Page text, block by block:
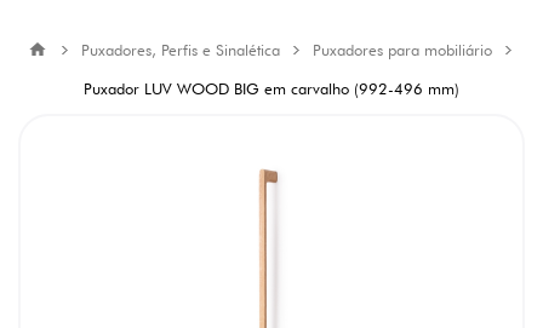
Puxadores, Perfis e Sinalética
Puxadores para mobiliário
Puxador LUV WOOD BIG em carvalho (992-496 mm)